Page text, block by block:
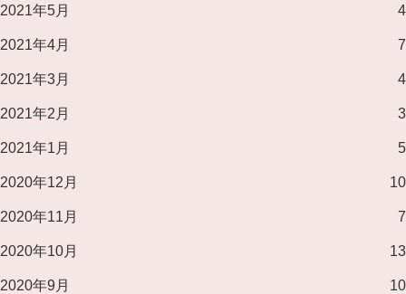
2021年5月 4
2021年4月 7
2021年3月 4
2021年2月 3
2021年1月 5
2020年12月 10
2020年11月 7
2020年10月 13
2020年9月 10